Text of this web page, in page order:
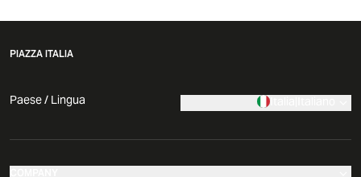
PIAZZA ITALIA
Paese / Lingua Italia|Italiano